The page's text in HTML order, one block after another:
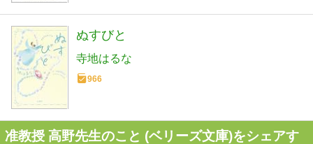
ぬすびと
寺地はるな
966
准教授 高野先生のこと (ベリーズ文庫)をシェアす